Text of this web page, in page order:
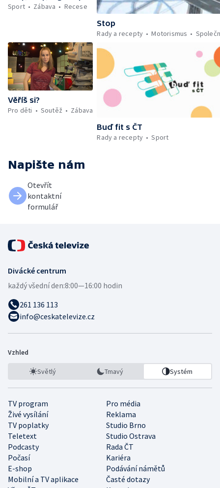
Sport
Zábava
Recese
Stop
Rady a recepty
Motorismus
Věříš si?
Pro děti
Soutěž
Zábava
Buď fit s ČT
Rady a recepty
Sport
Napište nám
Otevřít
kontaktní
formulář
Divácké centrum
každý všední den:8:00—16:00 hodin
261 136 113
info@ceskatelevize.cz
Vzhled
Světlý Tmavý Systém
TV program
Pro média
Živé vysílání
Reklama
TV poplatky
Studio Brno
Teletext
Studio Ostrava
Podcasty
Rada ČT
Počasí
Kariéra
E-shop
Podávání námětů
Mobilní a TV aplikace
Časté dotazy